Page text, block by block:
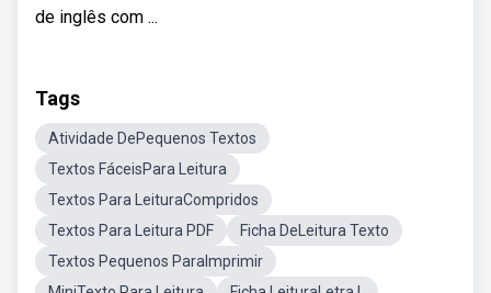
de inglês com ...
Tags
Atividade DePequenos Textos
Textos FáceisPara Leitura
Textos Para LeituraCompridos
Textos Para Leitura PDF
Ficha DeLeitura Texto
Textos Pequenos ParaImprimir